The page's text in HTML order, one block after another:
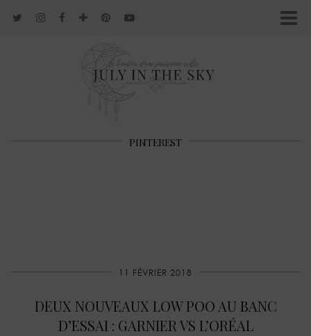
PINTEREST
11 FÉVRIER 2018
DEUX NOUVEAUX LOW POO AU BANC
D’ESSAI : GARNIER VS L’ORÉAL